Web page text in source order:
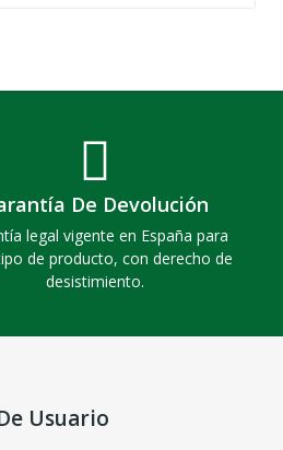
De Devolución
legal vigente en España para
de producto, con derecho de
desistimiento.
Usuario